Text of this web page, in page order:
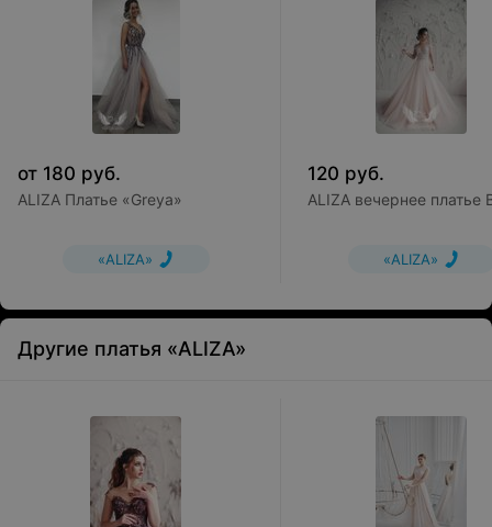
от 180 руб.
ALIZA Платье «Greya»
«ALIZA»
120 руб.
ALIZA вечернее платье
«ALIZA»
Другие платья «ALIZA»